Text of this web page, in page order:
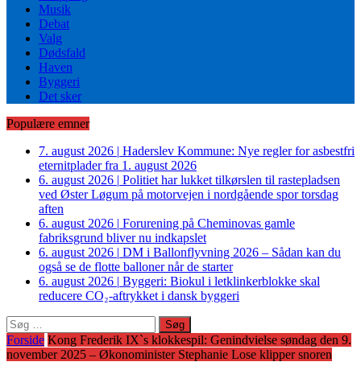
Musik
Debat
Valg
Dødsfald
Haven
Byggeri
Det sker
Populære emner
7. august 2026 | Haderslev Kommune: Nye regler for asbestfri
eternitplader fra 1. august 2026
6. august 2026 | Politiet har lukket tilkørslen til rastepladsen
ved Øster Løgum på motorvejen i nordgående spor torsdag
aften
6. august 2026 | Forurening på Cheminovas gamle
fabriksgrund bliver nu indkapslet
6. august 2026 | DM i Ballonflyvning 2026 – Sådan kan du
også se de flotte balloner når de starter
6. august 2026 | Byggeri: Biokul i letklinkerblokke skal
reducere CO₂-aftrykket i dansk byggeri
Søg
efter:
Forside Kong Frederik IX`s klokkespil: Genindvielse søndag den 9.
november 2025 – Økonominister Stephanie Lose klipper snoren